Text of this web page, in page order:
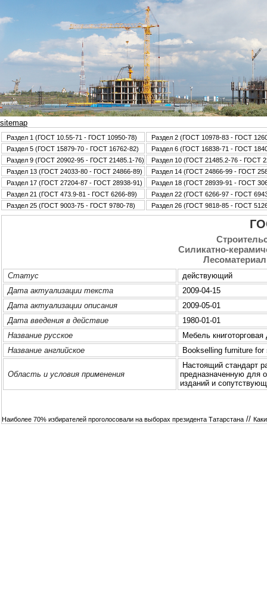
sitemap
Раздел 1 (ГОСТ 10.55-71 - ГОСТ 10950-78)
Раздел 2 (ГОСТ 10978-83 - ГОСТ
Раздел 5 (ГОСТ 15879-70 - ГОСТ 16762-82)
Раздел 6 (ГОСТ 16838-71 - ГОСТ
Раздел 9 (ГОСТ 20902-95 - ГОСТ 21485.1-76)
Раздел 10 (ГОСТ 21485.2-76 - ГОСТ
Раздел 13 (ГОСТ 24033-80 - ГОСТ 24866-89)
Раздел 14 (ГОСТ 24866-99 - ГОСТ
Раздел 17 (ГОСТ 27204-87 - ГОСТ 28938-91)
Раздел 18 (ГОСТ 28939-91 - ГОСТ
Раздел 21 (ГОСТ 473.9-81 - ГОСТ 6266-89)
Раздел 22 (ГОСТ 6266-97 - ГОСТ
Раздел 25 (ГОСТ 9003-75 - ГОСТ 9780-78)
Раздел 26 (ГОСТ 9818-85 - ГОСТ
Силикатно-
Статус
действующий
Дата актуализации текста
2009-04-15
Дата актуализации описания
2009-05-01
Дата введения в действие
1980-01-01
Название русское
Мебель
Название английское
Bookselling furniture
Область и условия применения
Настоящий стандарт
преднaзнaченную для
изданий и
Наиболее 70% избирателей проголосовали на выборах президента Татарстана //